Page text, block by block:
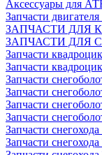
Аксессуары для
Запчасти
ЗАПЧАСТИ ДЛЯ
ЗАПЧАСТИ ДЛЯ
Запчасти
Запчасти
Запчасти
Запчасти
Запчасти
Запчасти
Запчасти
Запчасти